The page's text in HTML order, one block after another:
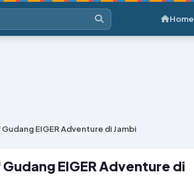
Home
EIGER Adventure di Jambi
EIGER Adventure di